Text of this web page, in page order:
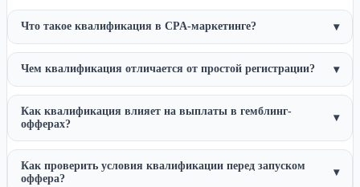
Что такое квалификация в CPA-маркетинге? ▾
Чем квалификация отличается от простой регистрации? ▾
Как квалификация влияет на выплаты в гемблинг-
офферах?
▾
Как проверить условия квалификации перед запуском
оффера?
▾